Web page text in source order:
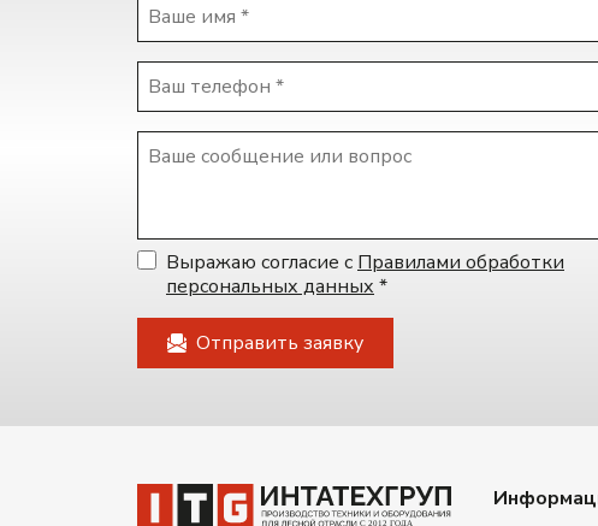
Выражаю согласие с Правилами обработки
персональных данных *